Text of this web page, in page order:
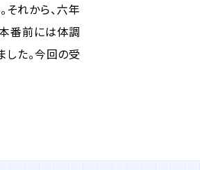
れから、六年
番前には体調
した。今回の受